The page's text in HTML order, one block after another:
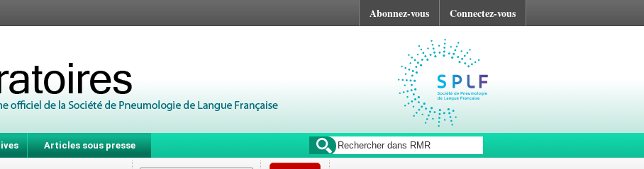
Abonnez-vous Connectez-vous
Articles sous presse